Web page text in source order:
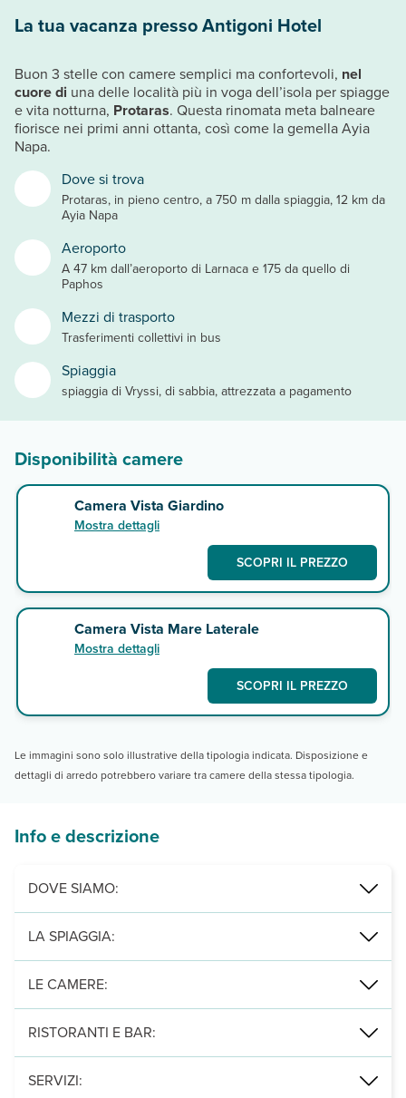
Dove si trova
Protaras, in pieno centro, a 750 m dalla spiaggia, 12 km da
Ayia Napa
Aeroporto
A 47 km dall’aeroporto di Larnaca e 175 da quello di
Paphos
Mezzi di trasporto
Trasferimenti collettivi in bus
Spiaggia
spiaggia di Vryssi, di sabbia, attrezzata a pagamento
La tua vacanza presso Antigoni Hotel
Buon 3 stelle con camere semplici ma confortevoli, nel
cuore di una delle località più in voga dell’isola per spiagge
e vita notturna, Protaras. Questa rinomata meta balneare
fiorisce nei primi anni ottanta, così come la gemella Ayia
Napa.
Disponibilità camere
Camera Vista Giardino
Mostra dettagli
SCOPRI IL PREZZO
Camera Vista Mare Laterale
Mostra dettagli
SCOPRI IL PREZZO
Le immagini sono solo illustrative della tipologia indicata. Disposizione e
dettagli di arredo potrebbero variare tra camere della stessa tipologia.
Info e descrizione
DOVE SIAMO:
Protaras, in pieno centro, a 750 m dalla spiaggia, 12 km da Ayia
LA SPIAGGIA:
a 750 m, spiaggia di Vryssi, di sabbia, attrezzata con ombrelloni
LE CAMERE:
172 camere (21 m²), con servizi privati, asciugacapelli, tv
RISTORANTI E BAR:
1 ristorante a buffet e 2 bar di cui uno presso la piscina.
SERVIZI: